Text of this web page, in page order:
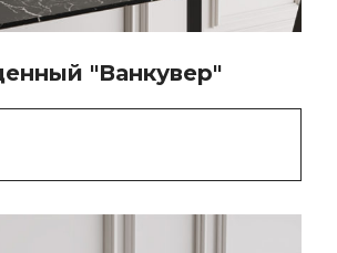
"Ванкувер"